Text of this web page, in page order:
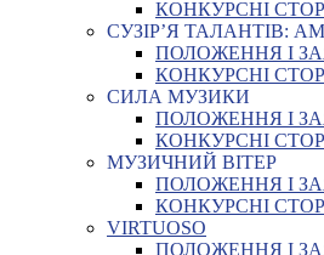
КОНКУРСНІ
СУЗІР’Я ТАЛАНТІВ:
ПОЛОЖЕННЯ І
КОНКУРСНІ
СИЛА МУЗИКИ
ПОЛОЖЕННЯ І
КОНКУРСНІ
МУЗИЧНИЙ ВІТЕР
ПОЛОЖЕННЯ І
КОНКУРСНІ
VIRTUOSO
ПОЛОЖЕННЯ І